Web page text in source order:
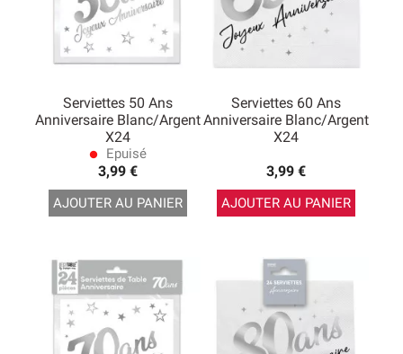
Serviettes 50 Ans
Anniversaire Blanc/argent
X24
lens Epuisé
3,99 €
AJOUTER AU PANIER
Serviettes 60 Ans
Anniversaire Blanc/argent
X24
3,99 €
AJOUTER AU PANIER